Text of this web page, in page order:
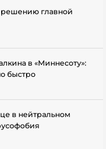
главной
в «Миннесоту»:
быстро
в нейтральном